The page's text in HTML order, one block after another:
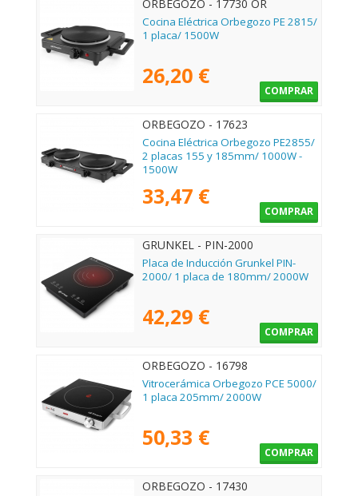
ORBEGOZO - 17730 OR
Cocina Eléctrica Orbegozo PE 2815/
1 placa/ 1500W
26,20 €
COMPRAR
ORBEGOZO - 17623
Cocina Eléctrica Orbegozo PE2855/
2 placas 155 y 185mm/ 1000W -
1500W
33,47 €
COMPRAR
GRUNKEL - PIN-2000
Placa de Inducción Grunkel PIN-
2000/ 1 placa de 180mm/ 2000W
42,29 €
COMPRAR
ORBEGOZO - 16798
Vitrocerámica Orbegozo PCE 5000/
1 placa 205mm/ 2000W
50,33 €
COMPRAR
ORBEGOZO - 17430